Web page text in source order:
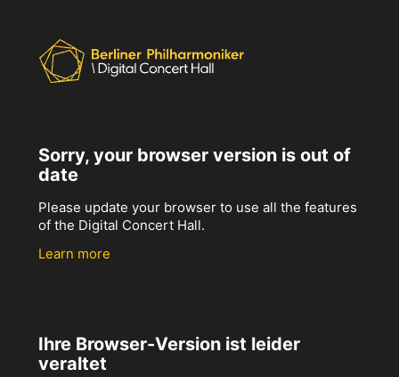
Sorry, your browser version is out of
date
Please update your browser to use all the features
of the Digital Concert Hall.
Learn more
Ihre Browser-Version ist leider
veraltet